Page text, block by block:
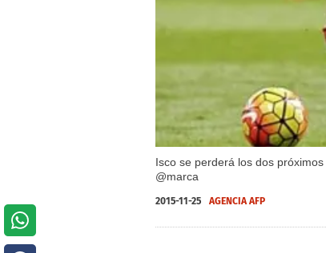
Isco se perderá los dos
@marca
2015-11-25 AGENCIA AFP